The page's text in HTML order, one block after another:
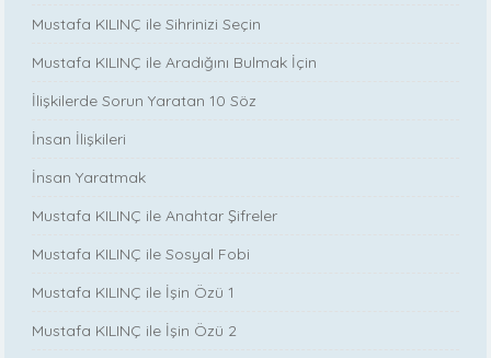
Mustafa KILINÇ ile Sihrinizi Seçin
Mustafa KILINÇ ile Aradığını Bulmak İçin
İlişkilerde Sorun Yaratan 10 Söz
İnsan İlişkileri
İnsan Yaratmak
Mustafa KILINÇ ile Anahtar Şifreler
Mustafa KILINÇ ile Sosyal Fobi
Mustafa KILINÇ ile İşin Özü 1
Mustafa KILINÇ ile İşin Özü 2